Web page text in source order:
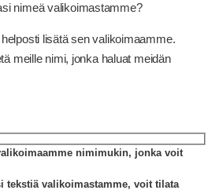
nimeä valikoimastamme?
lisätä sen valikoimaamme.
meille nimi, jonka haluat meidän
nimimukin, jonka voit
tekstiä valikoimastamme, voit tilata